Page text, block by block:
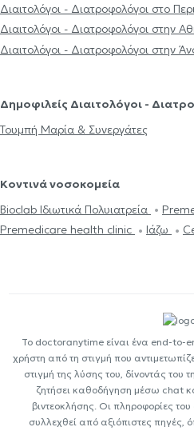
Διαιτολόγοι - Διατροφολόγοι στο
Διαιτολόγοι - Διατροφολόγοι στην
Διαιτολόγοι - Διατροφολόγοι στην
Δημοφιλείς Διαιτολόγοι -
Τουμπή Μαρία & Συνεργάτες
Κοντινά νοσοκομεία
Bioclab Ιδιωτικά Πολυιατρεία
Premedicare health clinic
Ιάζω
Το doctoranytime είναι ένα end-to-
χρήστη από τη στιγμή που
στιγμή της λύσης του, δίνοντάς του
ζητήσει καθοδήγηση μέσω chat
βιντεοκλήσης. Οι πληροφορίες
συλλεχθεί από αξιόπιστες πηγές,